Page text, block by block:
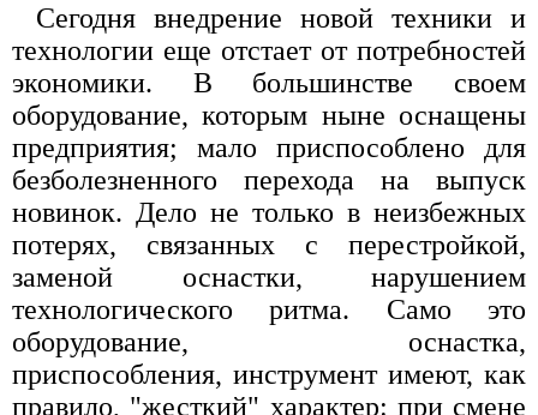
Сегодня внедрение новой техники и
технологии еще отстает от потребностей
экономики. В большинстве своем
оборудование, которым ныне оснащены
предприятия; мало приспособлено для
безболезненного перехода на выпуск
новинок. Дело не только в неизбежных
потерях, связанных с перестройкой,
заменой оснастки, нарушением
технологического ритма. Само это
оборудование, оснастка,
приспособления, инструмент имеют, как
правило, "жесткий" характер: при смене